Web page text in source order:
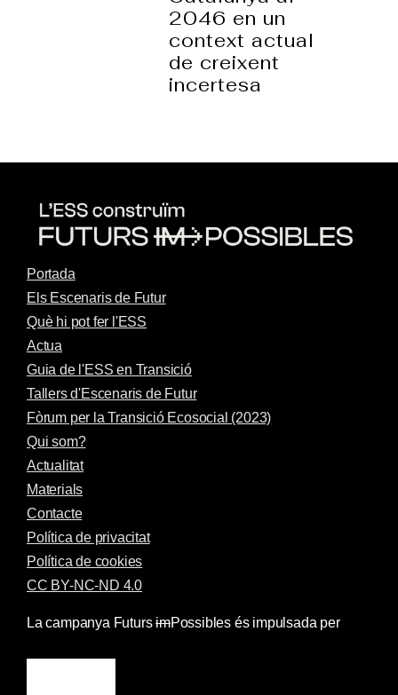
2046 en un
context actual
de creixent
incertesa
Portada
Els Escenaris de Futur
Què hi pot fer l'ESS
Actua
Guia de l'ESS en Transició
Tallers d'Escenaris de Futur
Fòrum per la Transició Ecosocial (2023)
Qui som?
Actualitat
Materials
Contacte
Política de privacitat
Política de cookies
CC BY-NC-ND 4.0
La campanya FutursimPossibles és impulsada per